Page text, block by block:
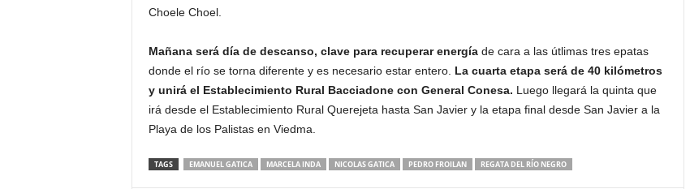
Choele Choel.
Mañana será día de descanso, clave para recuperar energíade cara a las útlimas tres epatas
donde el río se torna diferente y es necesario estar entero. La cuarta etapa será de 40 kilómetros
y unirá el Establecimiento Rural Bacciadone con General Conesa. Luego llegará la quinta que
irá desde el Establecimiento Rural Querejeta hasta San Javier y la etapa final desde San Javier a la
Playa de los Palistas en Viedma.
TAGS EMANUEL GATICA MARCELA INDA NICOLAS GATICA PEDRO FROILAN REGATA DEL RÍO NEGRO